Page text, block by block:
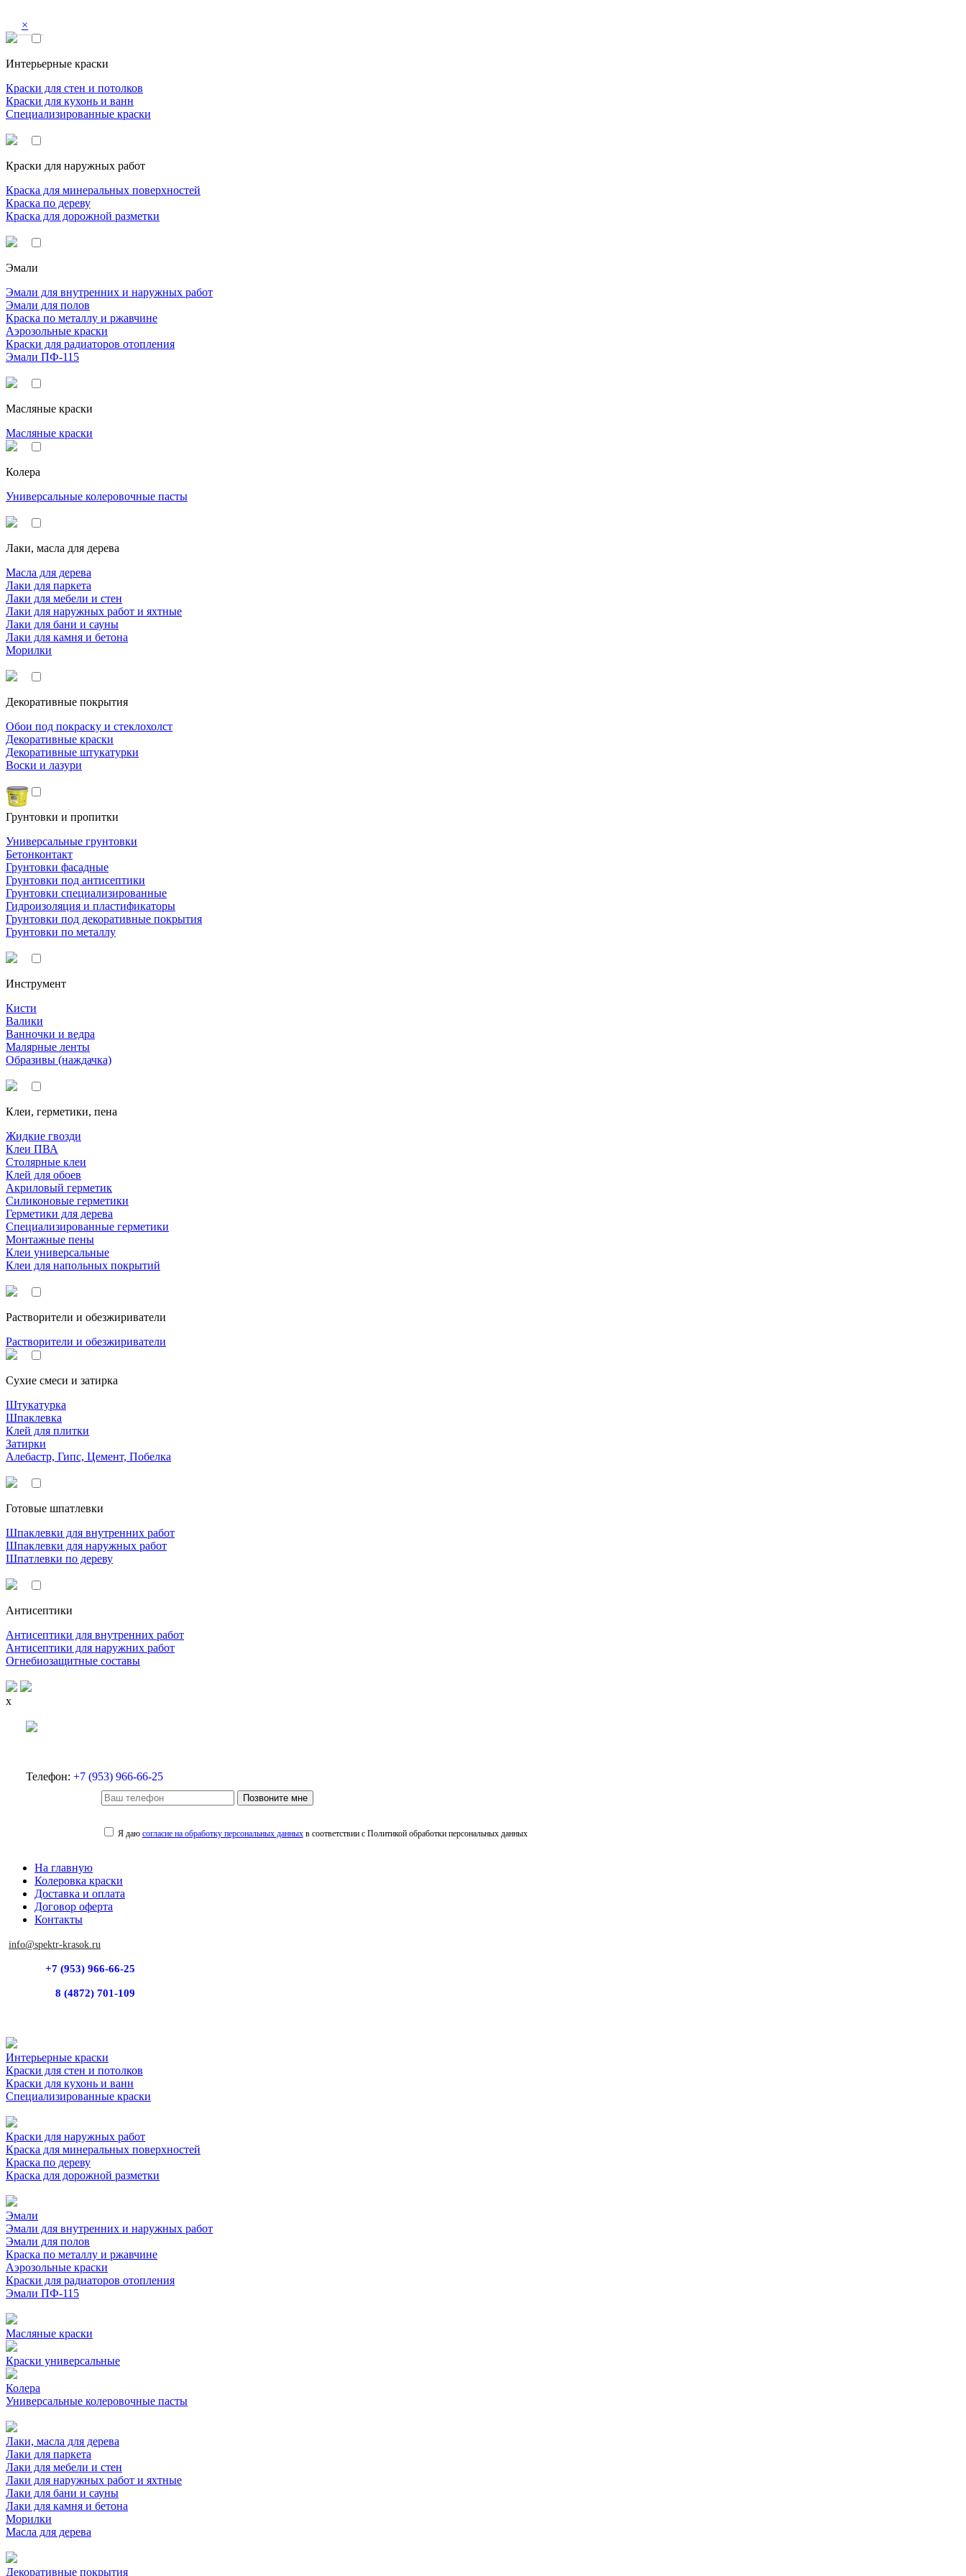
×
Интерьерные краски
Краски для стен и потолков
Краски для кухонь и ванн
Специализированные краски
Краски для наружных работ
Краска для минеральных поверхностей
Краска по дереву
Краска для дорожной разметки
Эмали
Эмали для внутренних и наружных работ
Эмали для полов
Краска по металлу и ржавчине
Аэрозольные краски
Краски для радиаторов отопления
Эмали ПФ-115
Масляные краски
Масляные краски
Колера
Универсальные колеровочные пасты
Лаки, масла для дерева
Масла для дерева
Лаки для паркета
Лаки для мебели и стен
Лаки для наружных работ и яхтные
Лаки для бани и сауны
Лаки для камня и бетона
Морилки
Декоративные покрытия
Обои под покраску и стеклохолст
Декоративные краски
Декоративные штукатурки
Воски и лазури
Грунтовки и пропитки
Универсальные грунтовки
Бетонконтакт
Грунтовки фасадные
Грунтовки под антисептики
Грунтовки специализированные
Гидроизоляция и пластификаторы
Грунтовки под декоративные покрытия
Грунтовки по металлу
Инструмент
Кисти
Валики
Ванночки и ведра
Малярные ленты
Образивы (наждачка)
Клеи, герметики, пена
Жидкие гвозди
Клеи ПВА
Столярные клеи
Клей для обоев
Акриловый герметик
Силиконовые герметики
Герметики для дерева
Специализированные герметики
Монтажные пены
Клеи универсальные
Клеи для напольных покрытий
Растворители и обезжириватели
Растворители и обезжириватели
Сухие смеси и затирка
Штукатурка
Шпаклевка
Клей для плитки
Затирки
Алебастр, Гипс, Цемент, Побелка
Готовые шпатлевки
Шпаклевки для внутренних работ
Шпаклевки для наружных работ
Шпатлевки по дереву
Антисептики
Антисептики для внутренних работ
Антисептики для наружних работ
Огнебиозащитные составы
x
Телефон: +7 (953) 966-66-25
Позвоните мне
Я даю согласие на обработку персональных данныхв соответствии с Политикой обработки персональных данных
На главную
Колеровка краски
Доставка и оплата
Договор оферта
Контакты
info@spektr-krasok.ru
+7 (953) 966-66-25
8 (4872) 701-109
Интерьерные краски
Краски для стен и потолков
Краски для кухонь и ванн
Специализированные краски
Краски для наружных работ
Краска для минеральных поверхностей
Краска по дереву
Краска для дорожной разметки
Эмали
Эмали для внутренних и наружных работ
Эмали для полов
Краска по металлу и ржавчине
Аэрозольные краски
Краски для радиаторов отопления
Эмали ПФ-115
Масляные краски
Краски универсальные
Колера
Универсальные колеровочные пасты
Лаки, масла для дерева
Лаки для паркета
Лаки для мебели и стен
Лаки для наружных работ и яхтные
Лаки для бани и сауны
Лаки для камня и бетона
Морилки
Масла для дерева
Декоративные покрытия